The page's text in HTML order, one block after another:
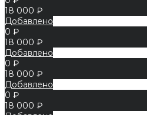
18 000 ₽
Добавлено
0 ₽
18 000 ₽
Добавлено
0 ₽
18 000 ₽
Добавлено
0 ₽
18 000 ₽